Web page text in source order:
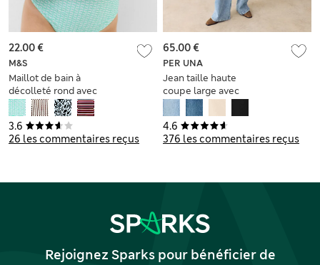
3.6
26 les commentaires reçus
M&S
Maillot de bain à
décolleté rond avec
imprimé
22.00 €
4.6
376 les commentaires reçus
PER UNA
Jean taille haute
coupe large avec
Lyocell
65.00 €
Rejoignez Sparks pour bénéficier de